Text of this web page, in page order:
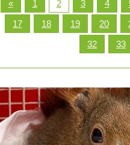
DEN TIERARZT INFORMIEREN
LEBENSZEICHEN PRÜFEN
ATEM- UND HERZSTILLSTAND
RATGEBER
« 1 2 3 4
17
18 19 20
32
33